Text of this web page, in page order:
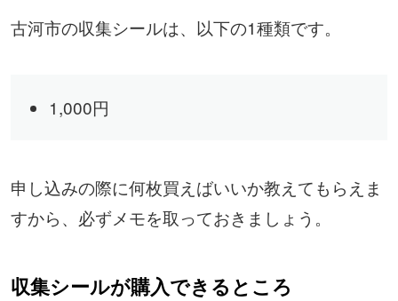
古河市の収集シールは、以下の1種類です。
1,000円
申し込みの際に何枚買えばいいか教えてもらえま
すから、必ずメモを取っておきましょう。
収集シールが購入できるところ